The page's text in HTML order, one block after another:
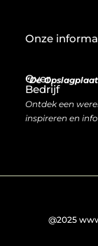
Over
Bedrijf
“De
Ontdek een
inspireren en
Onze
@2025